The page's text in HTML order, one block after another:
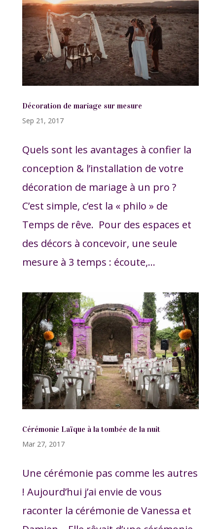
Décoration de mariage sur mesure
Sep 21, 2017
Quels sont les avantages à confier la
conception & l’installation de votre
décoration de mariage à un pro ?
C’est simple, c’est la « philo » de
Temps de rêve. Pour des espaces et
des décors à concevoir, une seule
mesure à 3 temps : écoute,...
Cérémonie Laïque à la tombée de la nuit
Mar 27, 2017
Une cérémonie pas comme les autres
! Aujourd’hui j’ai envie de vous
raconter la cérémonie de Vanessa et